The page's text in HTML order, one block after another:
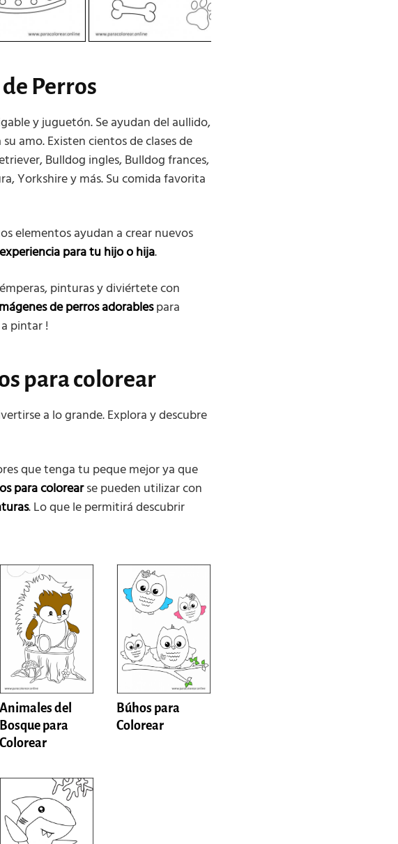
Perros
y juguetón. Se ayudan del aullido,
amo. Existen cientos de clases de
Bulldog ingles, Bulldog frances,
Yorkshire y más. Su comida favorita
elementos ayudan a crear nuevos
para tu hijo o hija.
pinturas y diviértete con
de perros adorablespara
pintar !
para colorear
a lo grande. Explora y descubre
que tenga tu peque mejor ya que
para colorearse pueden utilizar con
. Lo que le permitirá descubrir
Animales del
Bosque para
Colorear
Búhos para
Colorear